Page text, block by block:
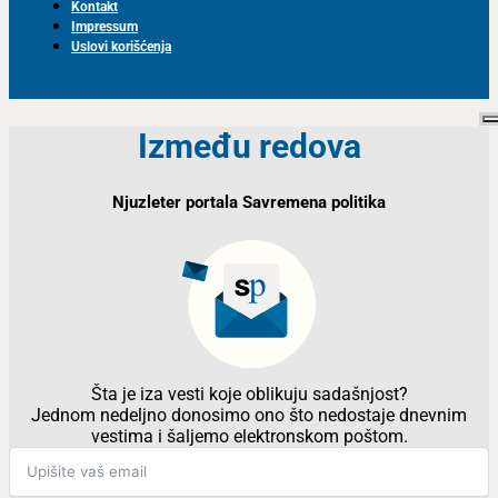
Kontakt
Impressum
Uslovi korišćenja
Između redova
Njuzleter portala Savremena politika
Šta je iza vesti koje oblikuju sadašnjost?
Jednom nedeljno donosimo ono što nedostaje dnevnim
vestima i šaljemo elektronskom poštom.